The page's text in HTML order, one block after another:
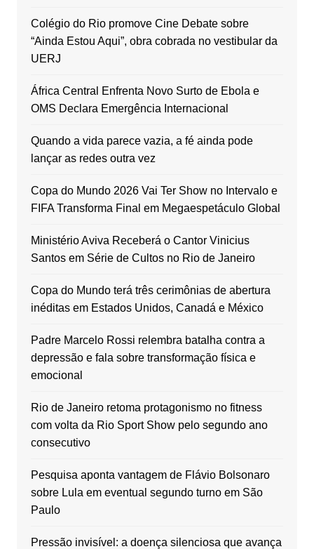
Colégio do Rio promove Cine Debate sobre
“Ainda Estou Aqui”, obra cobrada no vestibular da
UERJ
África Central Enfrenta Novo Surto de Ebola e
OMS Declara Emergência Internacional
Quando a vida parece vazia, a fé ainda pode
lançar as redes outra vez
Copa do Mundo 2026 Vai Ter Show no Intervalo e
FIFA Transforma Final em Megaespetáculo Global
Ministério Aviva Receberá o Cantor Vinicius
Santos em Série de Cultos no Rio de Janeiro
Copa do Mundo terá três cerimônias de abertura
inéditas em Estados Unidos, Canadá e México
Padre Marcelo Rossi relembra batalha contra a
depressão e fala sobre transformação física e
emocional
Rio de Janeiro retoma protagonismo no fitness
com volta da Rio Sport Show pelo segundo ano
consecutivo
Pesquisa aponta vantagem de Flávio Bolsonaro
sobre Lula em eventual segundo turno em São
Paulo
Pressão invisível: a doença silenciosa que avança